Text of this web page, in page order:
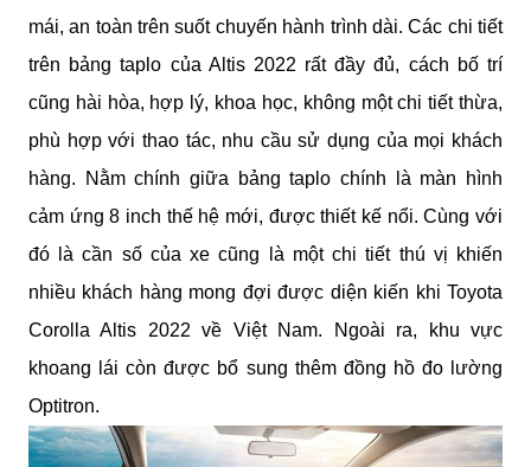
mái, an toàn trên suốt chuyến hành trình dài. Các chi tiết
trên bảng taplo của Altis 2022 rất đầy đủ, cách bố trí
cũng hài hòa, hợp lý, khoa học, không một chi tiết thừa,
phù hợp với thao tác, nhu cầu sử dụng của mọi khách
hàng. Nằm chính giữa bảng taplo chính là màn hình
cảm ứng 8 inch thế hệ mới, được thiết kế nổi. Cùng với
đó là cần số của xe cũng là một chi tiết thú vị khiến
nhiều khách hàng mong đợi được diện kiến khi Toyota
Corolla Altis 2022 về Việt Nam. Ngoài ra, khu vực
khoang lái còn được bổ sung thêm đồng hồ đo lường
Optitron.